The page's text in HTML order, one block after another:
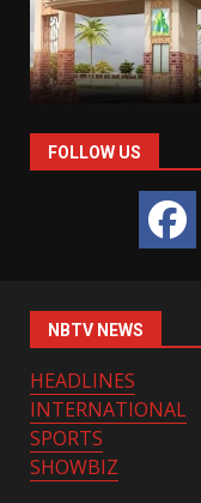
FOLLOW US
NBTV NEWS
HEADLINES
INTERNATIONAL
SPORTS
SHOWBIZ